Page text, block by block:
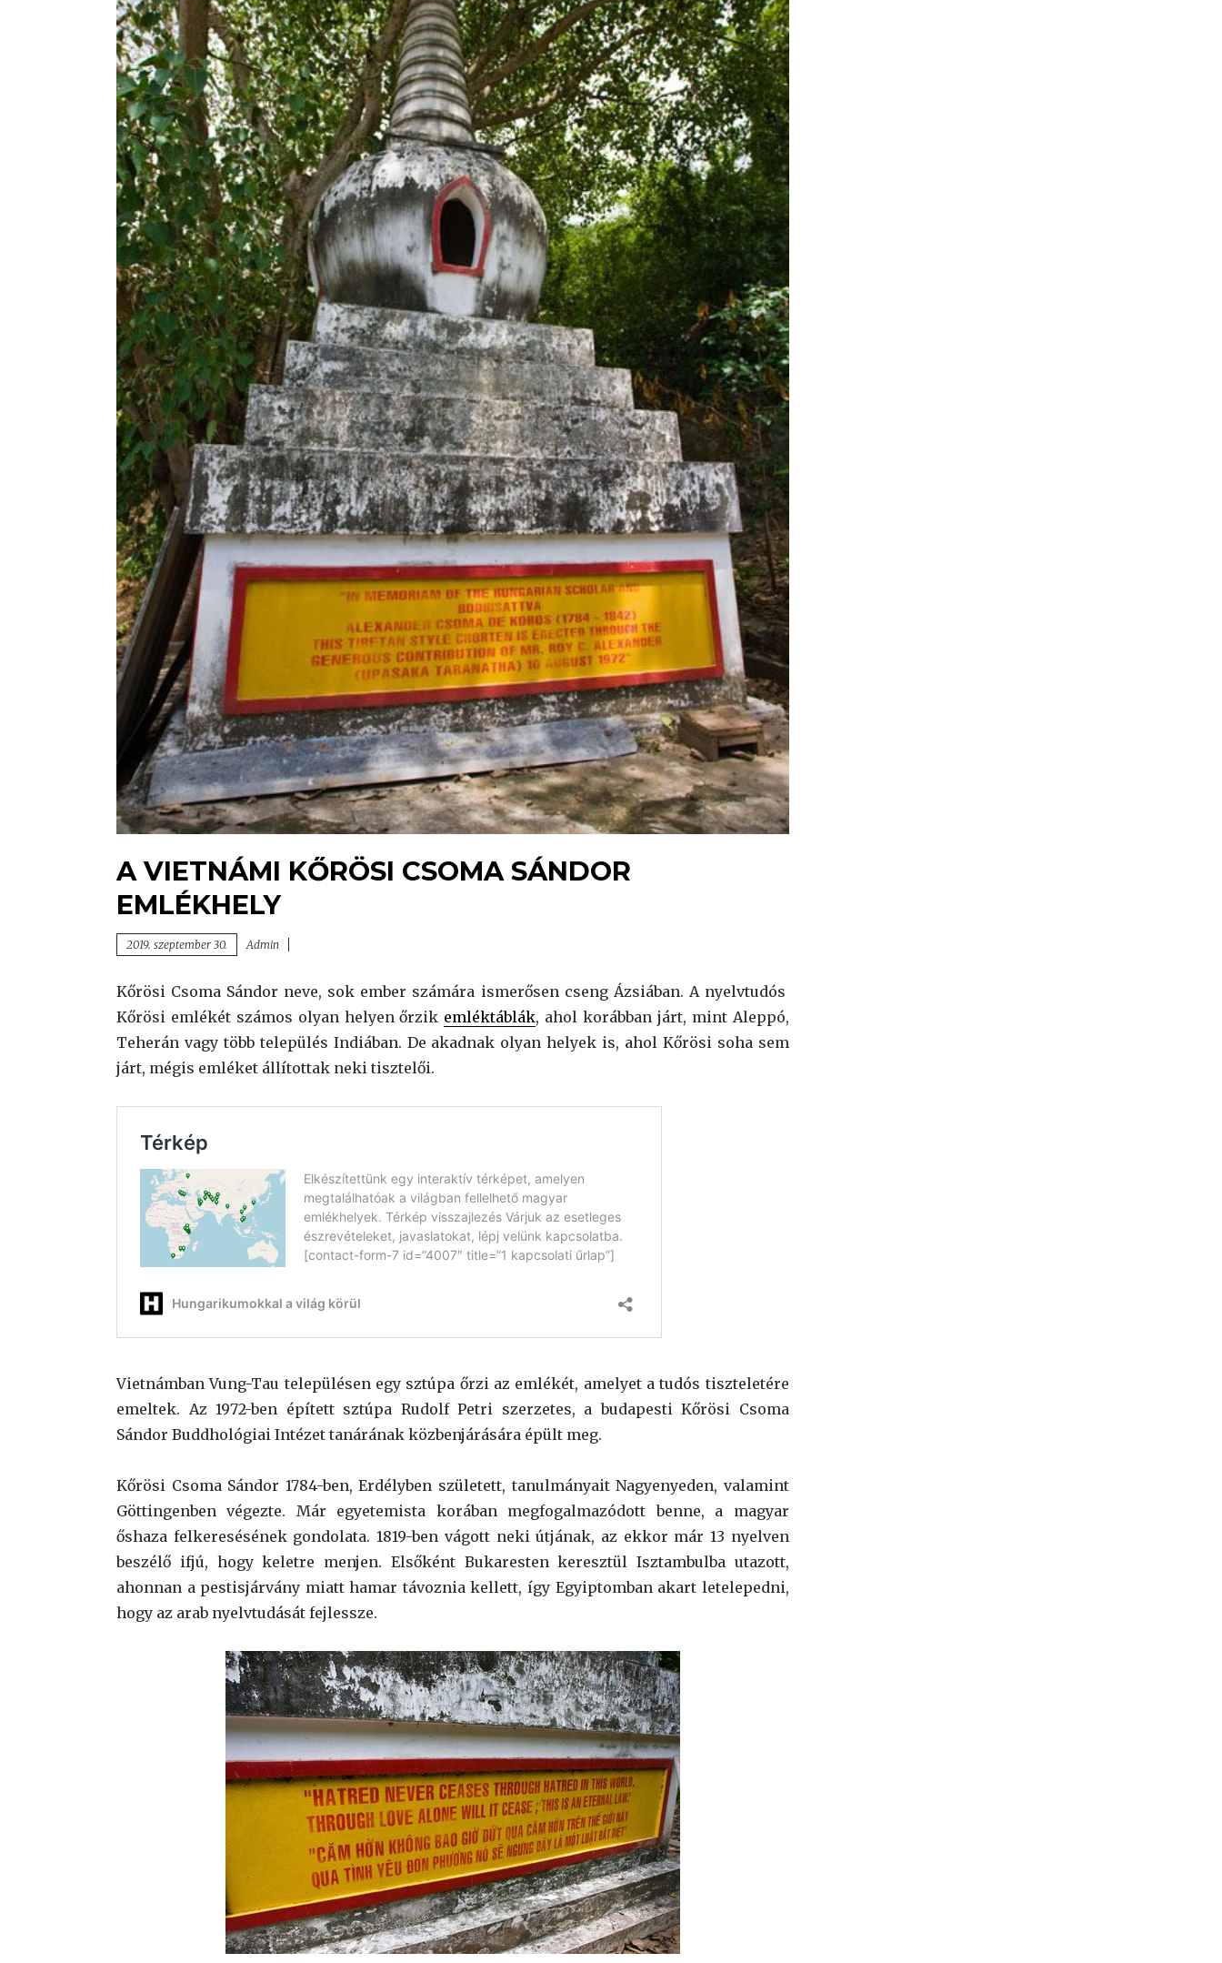
A VIETNÁMI KŐRÖSI CSOMA SÁNDOR
EMLÉKHELY
2019. szeptember 30. Admin
Kőrösi Csoma Sándor neve, sok ember számára ismerősen cseng Ázsiában. A nyelvtudós
Kőrösi emlékét számos olyan helyen őrzik emléktáblák, ahol korábban járt, mint Aleppó,
Teherán vagy több település Indiában. De akadnak olyan helyek is, ahol Kőrösi soha sem
járt, mégis emléket állítottak neki tisztelői.
Vietnámban Vung-Tau településen egy sztúpa őrzi az emlékét, amelyet a tudós tiszteletére
emeltek. Az 1972-ben épített sztúpa Rudolf Petri szerzetes, a budapesti Kőrösi Csoma
Sándor Buddhológiai Intézet tanárának közbenjárására épült meg.
Kőrösi Csoma Sándor 1784-ben, Erdélyben született, tanulmányait Nagyenyeden, valamint
Göttingenben végezte. Már egyetemista korában megfogalmazódott benne, a magyar
őshaza felkeresésének gondolata. 1819-ben vágott neki útjának, az ekkor már 13 nyelven
beszélő ifjú, hogy keletre menjen. Elsőként Bukaresten keresztül Isztambulba utazott,
ahonnan a pestisjárvány miatt hamar távoznia kellett, így Egyiptomban akart letelepedni,
hogy az arab nyelvtudását fejlessze.